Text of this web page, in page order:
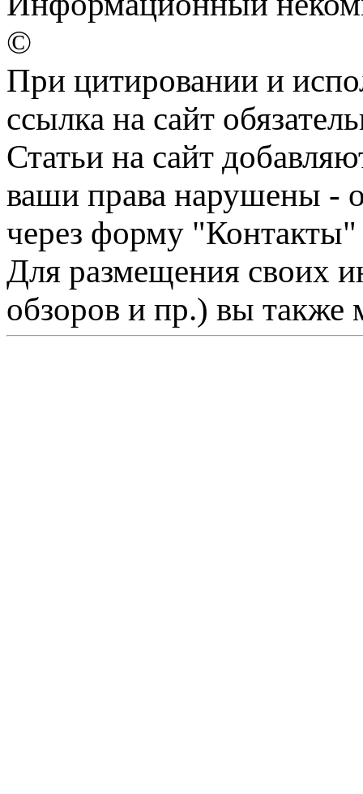
©
При цитировании и
ссылка на сайт
Статьи на сайт
ваши права нарушены -
через форму "Контакты"
Для размещения своих
обзоров и пр.) вы также